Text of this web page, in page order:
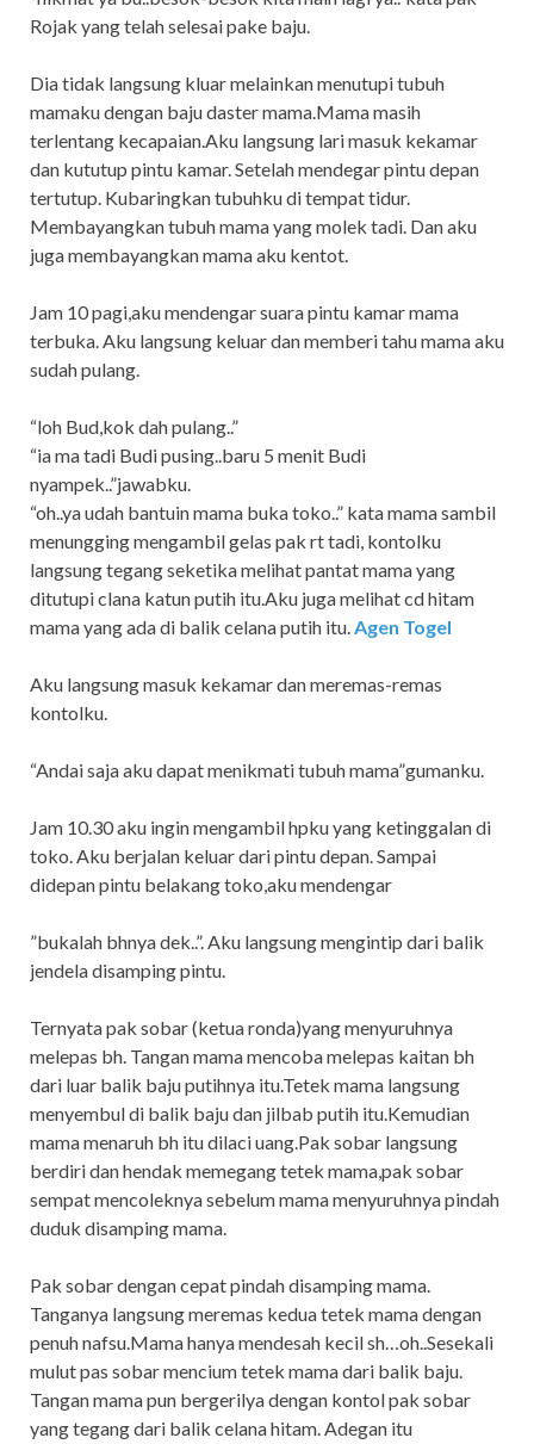
Rojak yang telah selesai pake baju.
Dia tidak langsung kluar melainkan menutupi tubuh
mamaku dengan baju daster mama.Mama masih
terlentang kecapaian.Aku langsung lari masuk kekamar
dan kututup pintu kamar. Setelah mendegar pintu depan
tertutup. Kubaringkan tubuhku di tempat tidur.
Membayangkan tubuh mama yang molek tadi. Dan aku
juga membayangkan mama aku kentot.
Jam 10 pagi,aku mendengar suara pintu kamar mama
terbuka. Aku langsung keluar dan memberi tahu mama aku
sudah pulang.
“loh Bud,kok dah pulang..”
“ia ma tadi Budi pusing..baru 5 menit Budi
nyampek..”jawabku.
“oh..ya udah bantuin mama buka toko..” kata mama sambil
menungging mengambil gelas pak rt tadi, kontolku
langsung tegang seketika melihat pantat mama yang
ditutupi clana katun putih itu.Aku juga melihat cd hitam
mama yang ada di balik celana putih itu. Agen Togel
Aku langsung masuk kekamar dan meremas-remas
kontolku.
“Andai saja aku dapat menikmati tubuh mama”gumanku.
Jam 10.30 aku ingin mengambil hpku yang ketinggalan di
toko. Aku berjalan keluar dari pintu depan. Sampai
didepan pintu belakang toko,aku mendengar
”bukalah bhnya dek..”. Aku langsung mengintip dari balik
jendela disamping pintu.
Ternyata pak sobar (ketua ronda)yang menyuruhnya
melepas bh. Tangan mama mencoba melepas kaitan bh
dari luar balik baju putihnya itu.Tetek mama langsung
menyembul di balik baju dan jilbab putih itu.Kemudian
mama menaruh bh itu dilaci uang.Pak sobar langsung
berdiri dan hendak memegang tetek mama,pak sobar
sempat mencoleknya sebelum mama menyuruhnya pindah
duduk disamping mama.
Pak sobar dengan cepat pindah disamping mama.
Tanganya langsung meremas kedua tetek mama dengan
penuh nafsu.Mama hanya mendesah kecil sh…oh..Sesekali
mulut pas sobar mencium tetek mama dari balik baju.
Tangan mama pun bergerilya dengan kontol pak sobar
yang tegang dari balik celana hitam. Adegan itu